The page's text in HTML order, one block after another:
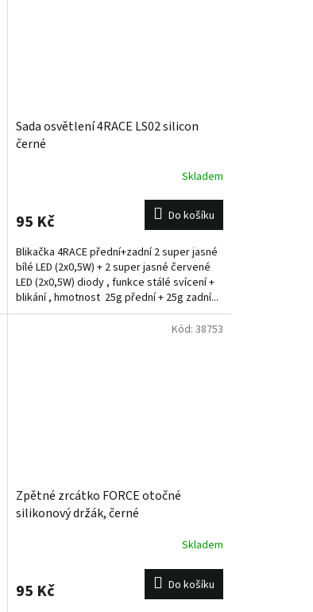
Sada osvětlení 4RACE LS02 silicon
černé
Skladem
95 Kč Do košíku
Blikačka 4RACE přední+zadní 2 super jasné
bílé LED (2x0,5W) + 2 super jasné červené
LED (2x0,5W) diody , funkce stálé svícení +
blikání , hmotnost 25g přední + 25g zadní...
Zpětné zrcátko FORCE otočné
silikonový držák, černé
Skladem
95 Kč Do košíku
Kód: 38753